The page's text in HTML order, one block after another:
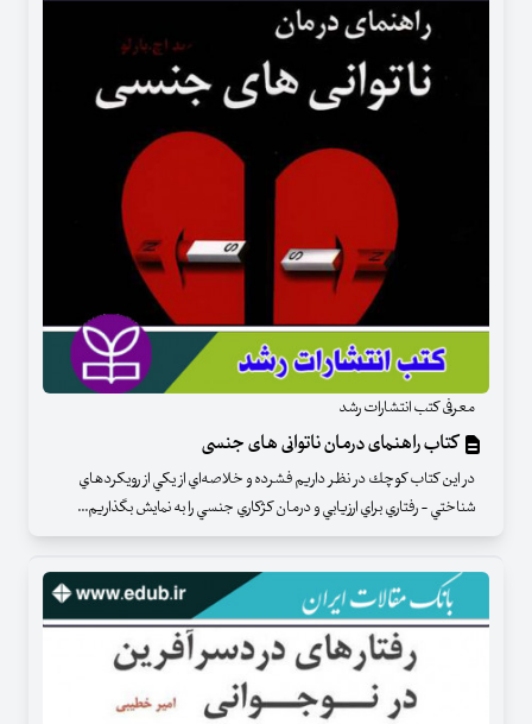
معرفی کتب انتشارات رشد
کتاب راهنمای درمان ناتوانی های جنسی
در اين كتاب كوچك در نظر داريم فشرده و خلاصه‌اي از يكي از رويكردهاي
شناختي - رفتاري براي ارزيابي و درمان كژكاري جنسي را به نمايش بگذاريم...